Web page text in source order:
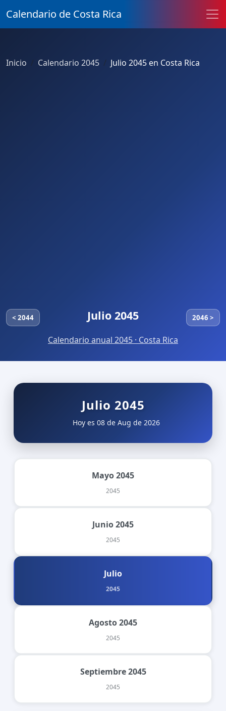
Calendario de Costa Rica
Inicio Calendario 2045 Julio 2045 en Costa Rica
< 2044 Julio 2045 2046 >
Calendario anual 2045 · Costa Rica
Julio 2045
Hoy es 08 de Aug de 2026
Mayo 2045
2045
Junio 2045
2045
Julio
2045
Agosto 2045
2045
Septiembre 2045
2045